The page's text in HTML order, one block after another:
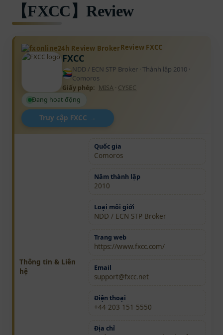
【FXCC】Review
Review FXCC
FXCC
NDD / ECN STP Broker · Thành lập 2010 ·
Comoros
Giấy phép: MISA · CYSEC
Đang hoạt động
Truy cập FXCC →
Thông tin & Liên
hệ
Quốc gia
Comoros
Năm thành lập
2010
Loại môi giới
NDD / ECN STP Broker
Trang web
https://www.fxcc.com/
Email
support@fxcc.net
Điện thoại
+44 203 151 5550
Địa chỉ